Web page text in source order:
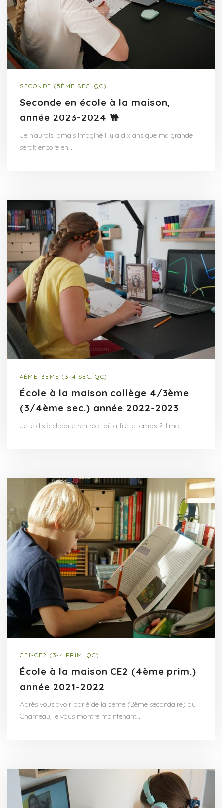
SECONDE (5ÈME SEC. QC)
Seconde en école à la maison,
année 2023-2024 🐫
Je n’aurais jamais imaginé il y a dix ans que ma grande
serait encore en…
4ÈME-3ÈME (3-4 SEC. QC)
École à la maison collège 4/3ème
(3/4ème sec.) année 2022-2023
Je le dis à chaque rentrée : où a filé le temps ? Il me…
CE1-CE2 (3-4 PRIM. QC)
École à la maison CE2 (4ème prim.)
année 2021-2022
Après vous avoir parlé de la 5ème (2ème secondaire) du
Chameau, je vous montre maintenant…